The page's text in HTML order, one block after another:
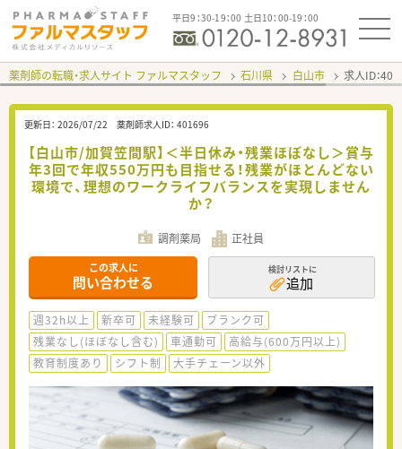
平日9：30-19：00 土日10：00-19：00
薬剤師の転職・求人サイト ファルマスタッフ 石川県 白山市 求人ID：
更新日： 2026/07/22 薬剤師求人ID： 401696
【白山市/加賀笠間駅】＜半日休み・残業ほぼなし＞賞与
年3回で年収550万円も目指せる！残業がほとんどない
環境で、理想のワークライフバランスを実現しません
か？
調剤薬局 正社員
この求人に
問い合わせる
検討リストに
追加
週32h以上 新卒可 未経験可
ブランク可
残業なし(ほぼなし含む)
車通勤可
高給与(600万円以上)
教育制度あり
シフト制 大手チェーン以外